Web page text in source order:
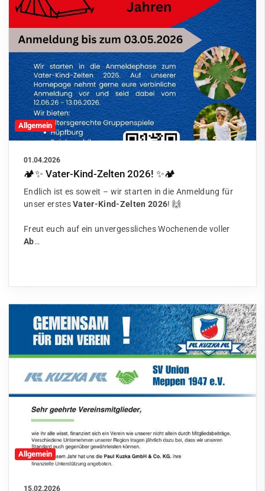
Allgemein
01.04.2026
🏕️✨ Vater-Kind-Zelten 2026! ✨🏕️
Endlich ist es soweit – wir starten in die Anmeldung für
unser erstesVater-Kind-Zelten 2026! 🙌
Freut euch auf ein unvergessliches Wochenende voller
Ab…
Allgemein
15.02.2026